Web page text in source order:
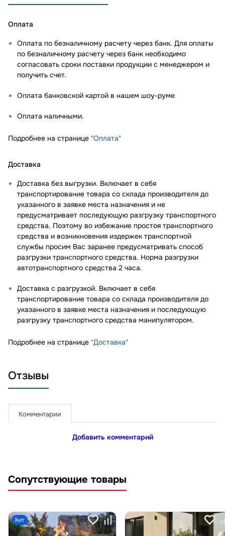
Оплата
Оплата по безналичному расчету через банк. Для оплаты
по безналичному расчету через банк необходимо
согласовать сроки поставки продукции с менеджером и
получить счет.
Оплата банковской картой в нашем шоу-руме.
Оплата наличными.
Подробнее на странице "Оплата"
Доставка
Доставка без выгрузки. Включает в себя
транспортирование товара со склада производителя до
указанного в заявке места назначения и не
предусматривает последующую разгрузку транспортного
средства. Поэтому во избежание простоя транспортного
средства и возникновения издержек транспортной
службы просим Вас заранее предусматривать способ
разгрузки транспортного средства. Норма разгрузки
автотранспортного средства 2 часа.
Доставка с разгрузкой. Включает в себя
транспортирование товара со склада производителя до
указанного в заявке места назначения и последующую
разгрузку транспортного средства манипулятором.
Подробнее на странице "Доставка"
Отзывы
Комментарии
Добавить комментарий
Сопутствующие товары
Хит